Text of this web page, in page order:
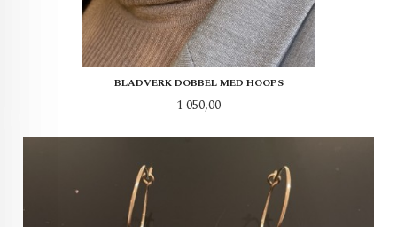
BLADVERK DOBBEL MED HOOPS
Pris
1 050,00